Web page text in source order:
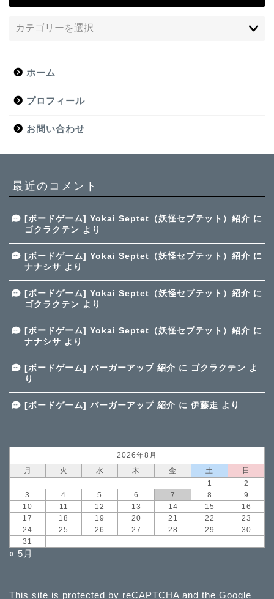
ホーム
プロフィール
お問い合わせ
最近のコメント
[ボードゲーム] Yokai Septet（妖怪セプテット）紹介 に
ゴクラクテン より
[ボードゲーム] Yokai Septet（妖怪セプテット）紹介 に
ナナシサ より
[ボードゲーム] Yokai Septet（妖怪セプテット）紹介 に
ゴクラクテン より
[ボードゲーム] Yokai Septet（妖怪セプテット）紹介 に
ナナシサ より
[ボードゲーム] バーガーアップ 紹介 に ゴクラクテン よ
り
[ボードゲーム] バーガーアップ 紹介 に 伊藤走 より
2026年8月
月
火 水 木 金 土
日
1
2
3
4 5 6 7 8
9
10
11 12 13 14 15
16
17
18 19 20 21 22
23
24
25 26 27 28 29
30
31
« 5月
This site is protected by reCAPTCHA and the Google